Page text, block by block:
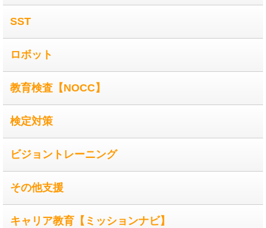
SST
ロボット
教育検査【NOCC】
検定対策
ビジョントレーニング
その他支援
キャリア教育【ミッションナビ】